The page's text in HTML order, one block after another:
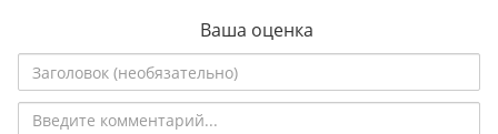
Ваша оценка